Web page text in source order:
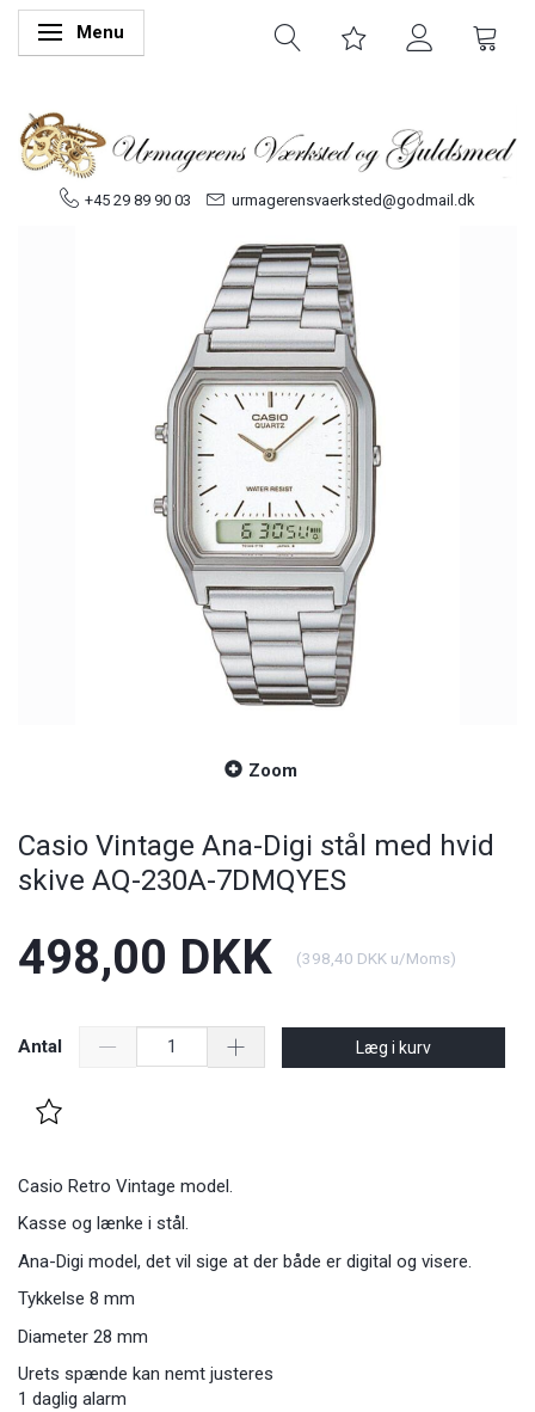
Skifte navigation
Menu
+45 29 89 90 03 urmagerensvaerksted@godmail.dk
Zoom
Casio Vintage Ana-Digi stål med hvid
skive AQ-230A-7DMQYES
498,00 DKK (398,40 DKK u/Moms)
Antal Læg i kurv
Casio Retro Vintage model.
Kasse og lænke i stål.
Ana-Digi model, det vil sige at der både er digital og visere.
Tykkelse 8 mm
Diameter 28 mm
Urets spænde kan nemt justeres
1 daglig alarm